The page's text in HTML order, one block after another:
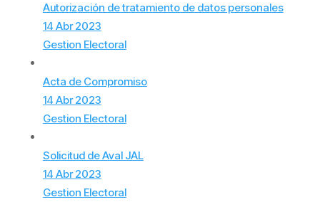
Autorización de tratamiento de datos personales
14 Abr 2023
Gestion Electoral
Acta de Compromiso
14 Abr 2023
Gestion Electoral
Solicitud de Aval JAL
14 Abr 2023
Gestion Electoral